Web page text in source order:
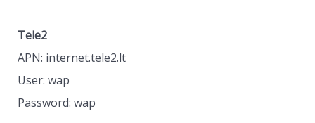
Tele2
APN: internet.tele2.lt
User: wap
Password: wap